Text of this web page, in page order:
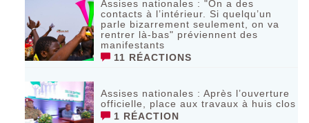
Assises nationales : "On a des
contacts à l’intérieur. Si quelqu’un
parle bizarrement seulement, on va
rentrer là-bas" préviennent des
manifestants
11 RÉACTIONS
Assises nationales : Après l’ouverture
officielle, place aux travaux à huis clos
1 RÉACTION